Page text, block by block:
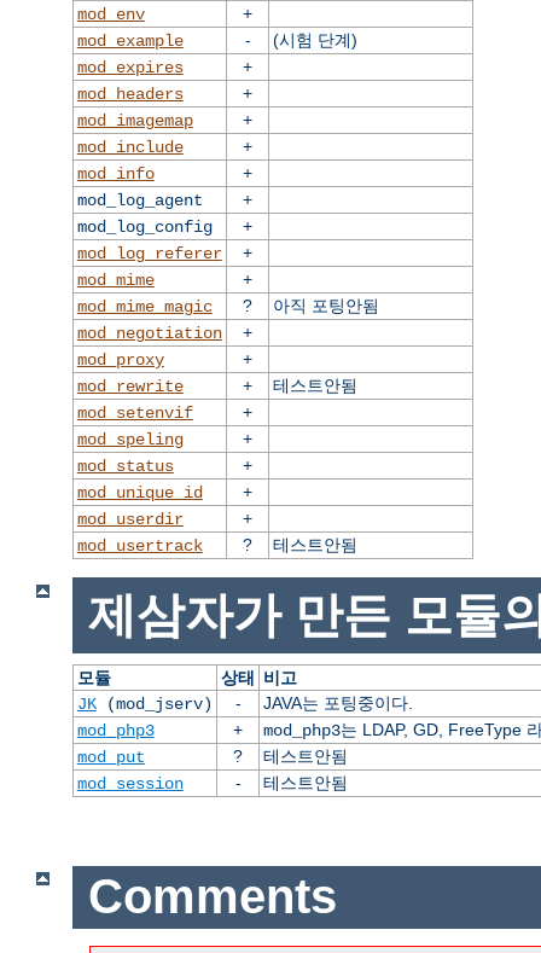
mod_env
+
mod_example
-
(시험 단계)
mod_expires
+
mod_headers
+
mod_imagemap
+
mod_include
+
mod_info
+
mod_log_agent
+
mod_log_config
+
mod_log_referer
+
mod_mime
+
mod_mime_magic
?
아직 포팅안됨
mod_negotiation
+
mod_proxy
+
mod_rewrite
+
테스트안됨
mod_setenvif
+
mod_speling
+
mod_status
+
mod_unique_id
+
mod_userdir
+
mod_usertrack
? 테스트안됨
제삼자가 만든 모듈
모듈 상태 비고
JK(mod_jserv) -
JAVA는 포팅중이다.
mod_php3
+ mod_php3는 LDAP, GD, FreeType
mod_put
?
테스트안됨
mod_session
- 테스트안됨
Comments